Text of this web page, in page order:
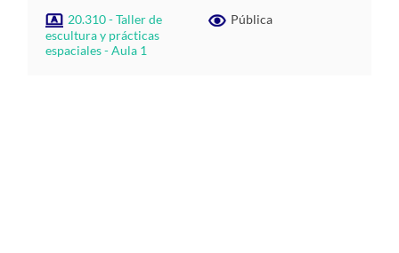
20.310 - Taller de
escultura y prácticas
espaciales - Aula 1
Pública